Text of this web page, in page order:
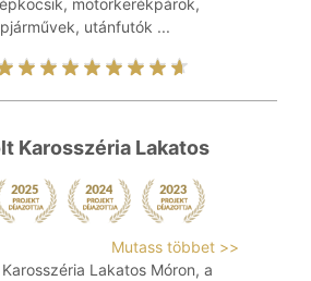
motorkerékpárok,
utánfutók ...
Karosszéria Lakatos
Mutass többet >>
Lakatos Móron, a